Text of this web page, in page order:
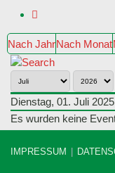
Nach JahrNach Monat
Dienstag, 01. Juli 2025
Es wurden keine
IMPRESSUM